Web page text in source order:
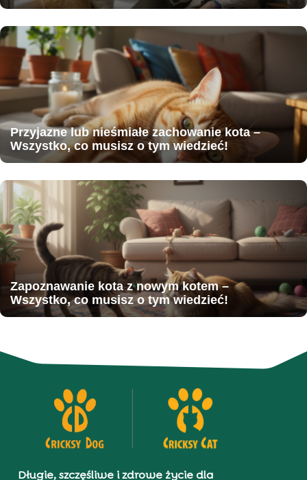
Przyjazne lub nieśmiałe zachowanie kota –
Wszystko, co musisz o tym wiedzieć!
Zapoznawanie kota z nowym kotem –
Wszystko, co musisz o tym wiedzieć!
Długie, szczęśliwe i zdrowe życie dla